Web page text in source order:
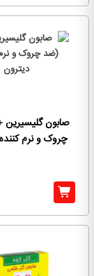
صابون گلیسیرین
چروک و نرم